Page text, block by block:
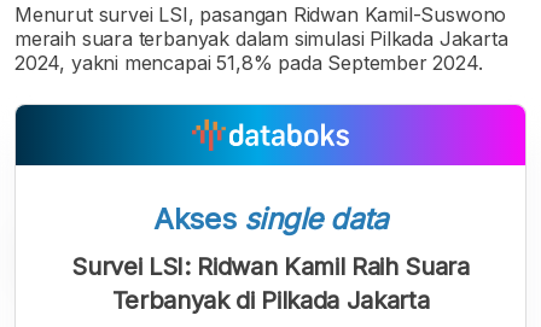
Menurut survei LSI, pasangan Ridwan Kamil-Suswono
meraih suara terbanyak dalam simulasi Pilkada Jakarta
2024, yakni mencapai 51,8% pada September 2024.
Akses single data
Survei LSI: Ridwan Kamil Raih Suara
Terbanyak di Pilkada Jakarta